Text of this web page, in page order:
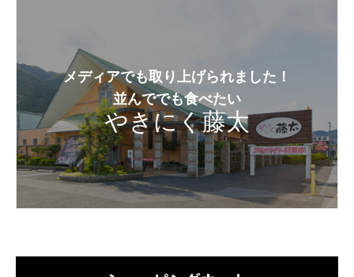
やきにく藤太
メディアでも取り上げられました！
並んででも食べたい